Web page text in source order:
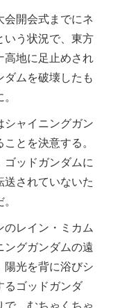
開会式までにネ
いう状況で、東方
高地に足止めされ
ダムを破壊したも
ャイニングガン
とを決意する。
ゴッドガンダムに
送されていないた
レイン・ミカム
ングガンダムの遠
陽光を背に浴びシ
るゴッドガンダ